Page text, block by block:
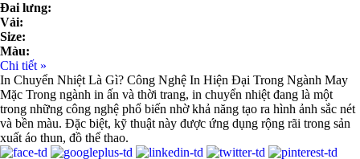
Đai lưng:
Vải:
Size:
Màu:
Chi tiết »
In Chuyển Nhiệt Là Gì? Công Nghệ In Hiện Đại Trong Ngành May
Mặc Trong ngành in ấn và thời trang, in chuyển nhiệt đang là một
trong những công nghệ phổ biến nhờ khả năng tạo ra hình ảnh sắc nét
và bền màu. Đặc biệt, kỹ thuật này được ứng dụng rộng rãi trong sản
xuất áo thun, đồ thể thao.